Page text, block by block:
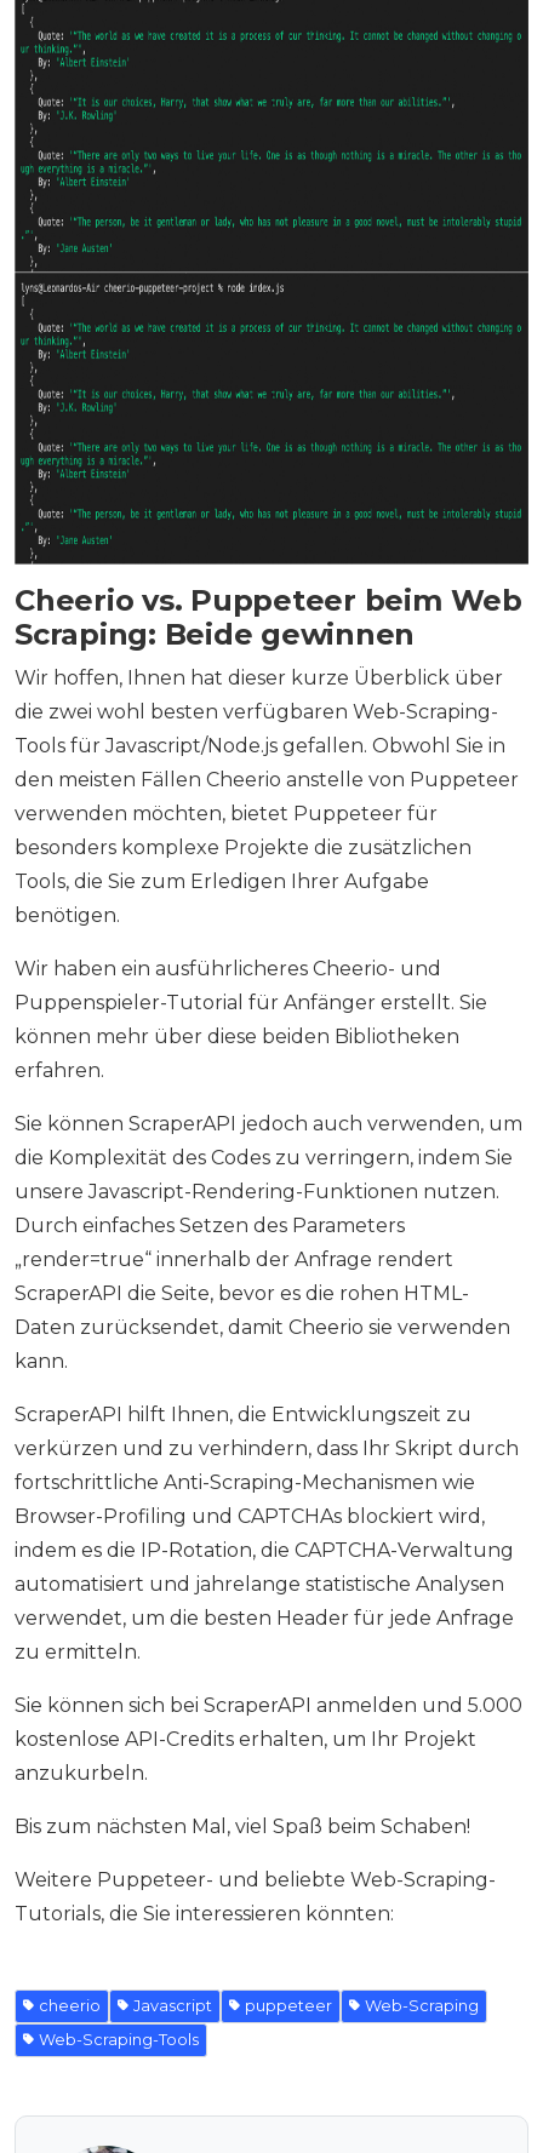
Cheerio vs. Puppeteer beim Web
Scraping: Beide gewinnen
Wir hoffen, Ihnen hat dieser kurze Überblick über
die zwei wohl besten verfügbaren Web-Scraping-
Tools für Javascript/Node.js gefallen. Obwohl Sie in
den meisten Fällen Cheerio anstelle von Puppeteer
verwenden möchten, bietet Puppeteer für
besonders komplexe Projekte die zusätzlichen
Tools, die Sie zum Erledigen Ihrer Aufgabe
benötigen.
Wir haben ein ausführlicheres Cheerio- und
Puppenspieler-Tutorial für Anfänger erstellt. Sie
können mehr über diese beiden Bibliotheken
erfahren.
Sie können ScraperAPI jedoch auch verwenden, um
die Komplexität des Codes zu verringern, indem Sie
unsere Javascript-Rendering-Funktionen nutzen.
Durch einfaches Setzen des Parameters
„render=true“ innerhalb der Anfrage rendert
ScraperAPI die Seite, bevor es die rohen HTML-
Daten zurücksendet, damit Cheerio sie verwenden
kann.
ScraperAPI hilft Ihnen, die Entwicklungszeit zu
verkürzen und zu verhindern, dass Ihr Skript durch
fortschrittliche Anti-Scraping-Mechanismen wie
Browser-Profiling und CAPTCHAs blockiert wird,
indem es die IP-Rotation, die CAPTCHA-Verwaltung
automatisiert und jahrelange statistische Analysen
verwendet, um die besten Header für jede Anfrage
zu ermitteln.
Sie können sich bei ScraperAPI anmelden und 5.000
kostenlose API-Credits erhalten, um Ihr Projekt
anzukurbeln.
Bis zum nächsten Mal, viel Spaß beim Schaben!
Weitere Puppeteer- und beliebte Web-Scraping-
Tutorials, die Sie interessieren könnten:
cheerio Javascript puppeteer
Web-Scraping
Web-Scraping-Tools